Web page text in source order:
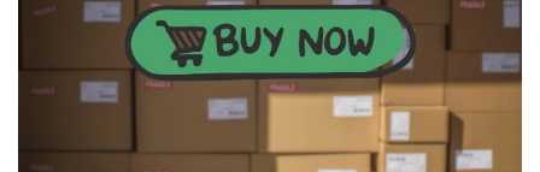
Operadores
Trucos